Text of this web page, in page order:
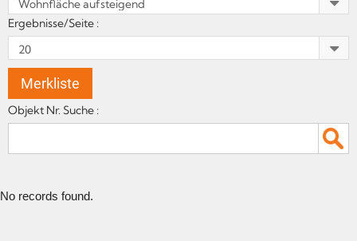
Ergebnisse/Seite :
Merkliste
Objekt Nr. Suche :
No records found.